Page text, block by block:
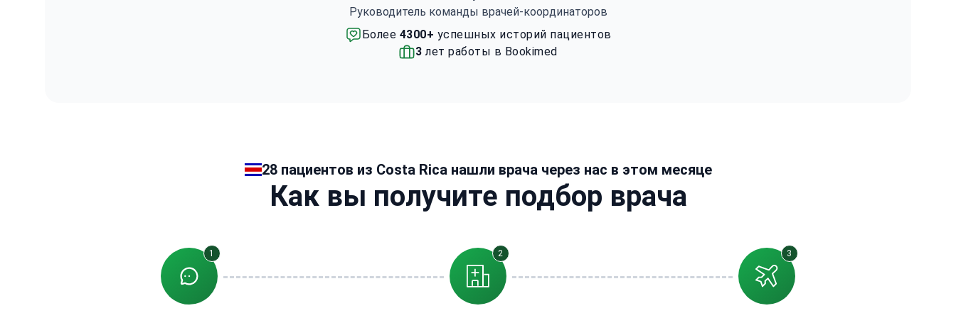
Урзола прошел обучение в области
генетики и генома в Стэнфордском
университете в Сан-Франциско,
Руководитель команды врачей-координаторов
Более 4300+ успешных историй пациентов
3 лет работы в Bookimed
28 пациентов из Costa Rica нашли врача через нас в этом месяце
Как вы получите подбор врача
1 2 3